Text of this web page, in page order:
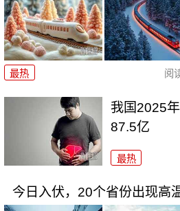
最热 阅
我国2025
87.5亿
最热
今日入伏，20个省份出现高